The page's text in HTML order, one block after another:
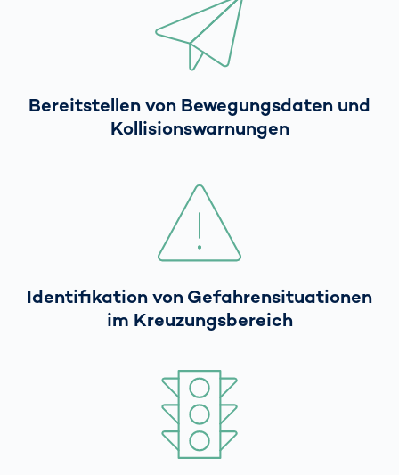
Bereitstellen von Bewegungsdaten und
Kollisionswarnungen
Identifikation von Gefahrensituationen
im Kreuzungsbereich